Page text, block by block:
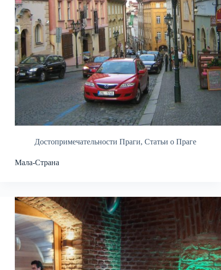
Достопримечательности Праги, Статьи о Праге
Мала-Страна